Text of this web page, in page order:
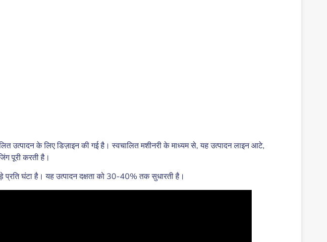
उत्पादन के लिए डिज़ाइन की गई है। स्वचालित मशीनरी के माध्यम से, यह उत्पादन लाइन आटे,
पूरी करती है।
घंटा है। यह उत्पादन दक्षता को 30-40% तक सुधारती है।